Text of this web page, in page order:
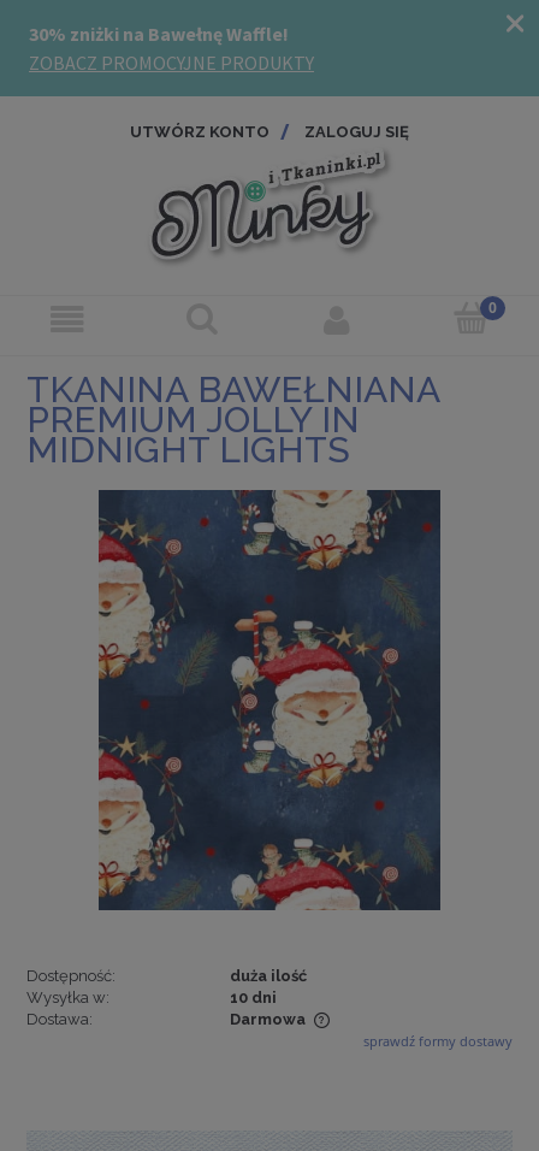
UTWÓRZ KONTO ZALOGUJ SIĘ
TKANINA BAWEŁNIANA
PREMIUM JOLLY IN
MIDNIGHT LIGHTS
Dostępność:
duża ilość
Wysyłka w:
10 dni
Dostawa:
Darmowa
Cena nie zawiera ewentualnych kosztów płatności
sprawdź formy dostawy